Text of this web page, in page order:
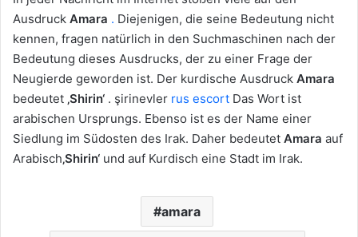
Ausdruck Amara . Diejenigen, die seine Bedeutung nicht
kennen, fragen natürlich in den Suchmaschinen nach der
Bedeutung dieses Ausdrucks, der zu einer Frage der
Neugierde geworden ist. Der kurdische Ausdruck Amara
bedeutet ‚Shirin‘ . şirinevler rus escort Das Wort ist
arabischen Ursprungs. Ebenso ist es der Name einer
Siedlung im Südosten des Irak. Daher bedeutet Amara auf
Arabisch‚Shirin‘ und auf Kurdisch eine Stadt im Irak.
amara